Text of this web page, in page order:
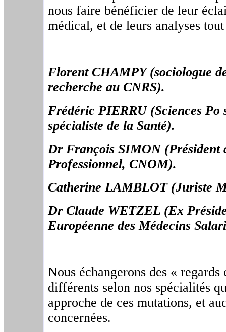
nous faire bénéficier de leur
médical, et de leurs analyses
Florent CHAMPY (sociologue
recherche au CNRS).
Frédéric PIERRU (Sciences Po
spécialiste de la Santé).
Dr François SIMON (Président
Professionnel, CNOM).
Catherine LAMBLOT (Juriste
Dr Claude WETZEL (Ex
Européenne des Médecins
Nous échangerons des «
différents selon nos spécialités
approche de ces mutations, et
concernées.